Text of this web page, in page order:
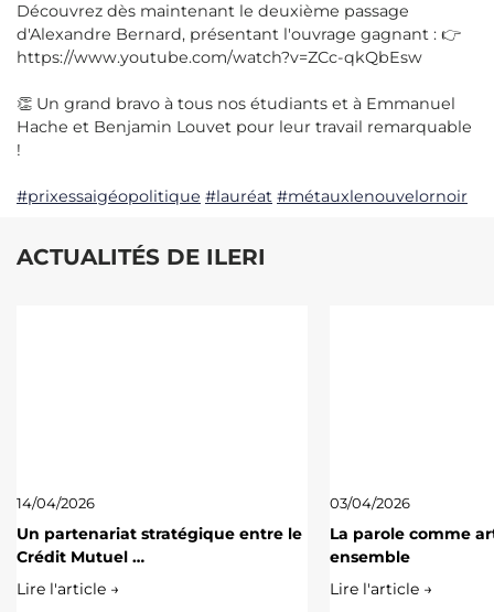
Découvrez dès maintenant le deuxième passage
d'Alexandre Bernard, présentant l'ouvrage gagnant : 👉
https://www.youtube.com/watch?v=ZCc-qkQbEsw
👏 Un grand bravo à tous nos étudiants et à Emmanuel
Hache et Benjamin Louvet pour leur travail remarquable
!
#prixessaigéopolitique #lauréat #métauxlenouvelornoir
ACTUALITÉS DE ILERI
14/04/2026
Un partenariat stratégique entre le
Crédit Mutuel …
Lire l'article →
03/04/2026
La parole comme
ensemble
Lire l'article →